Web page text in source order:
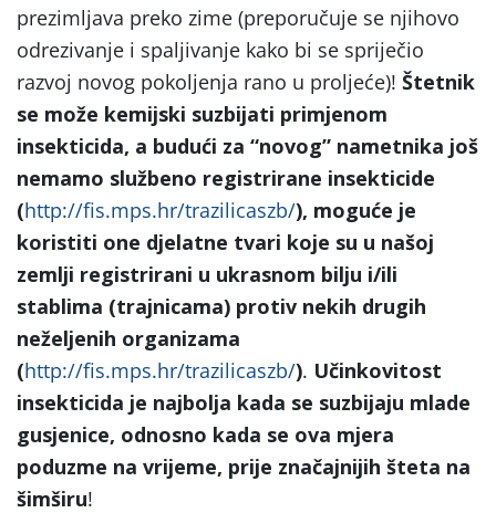
prezimljava preko zime (preporučuje se njihovo
odrezivanje i spaljivanje kako bi se spriječio
razvoj novog pokoljenja rano u proljeće)! Štetnik
se može kemijski suzbijati primjenom
insekticida, a budući za “novog” nametnika još
nemamo službeno registrirane insekticide
(http://fis.mps.hr/trazilicaszb/), moguće je
koristiti one djelatne tvari koje su u našoj
zemlji registrirani u ukrasnom bilju i/ili
stablima (trajnicama) protiv nekih drugih
neželjenih organizama
(http://fis.mps.hr/trazilicaszb/). Učinkovitost
insekticida je najbolja kada se suzbijaju mlade
gusjenice, odnosno kada se ova mjera
poduzme na vrijeme, prije značajnijih šteta na
šimširu!